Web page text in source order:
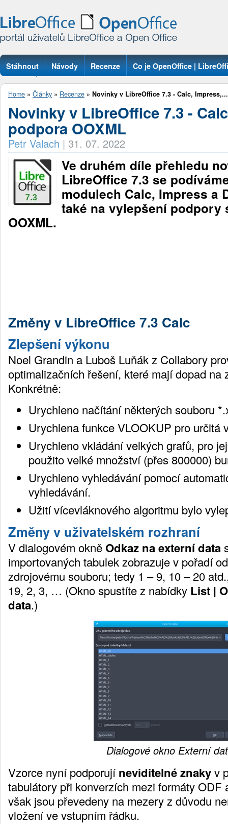
Stáhnout Návody Recenze Co je OpenOffice |
Otázky
Home » Články » Recenze » Novinky v LibreOffice 7.3 - Calc, Impress,...
Novinky v LibreOffice 7.3 -
podpora OOXML
Petr Valach | 31. 07. 2022
Ve druhém díle přehledu
LibreOffice 7.3 se
modulech Calc, Impress a
také na vylepšení podpory
OOXML.
Změny v LibreOffice 7.3 Calc
Zlepšení výkonu
Noel Grandin a Luboš Luňák z Collabory
optimalizačních řešení, které mají dopad na
Konkrétně:
Urychleno načítání některých souboru
Urychlena funkce VLOOKUP pro určitá
Urychleno vkládání velkých grafů, pro
použito velké množství (přes 800000)
Urychleno vyhledávání pomocí
vyhledávání.
Užití vícevláknového algoritmu bylo
Změny v uživatelském rozhraní
V dialogovém okně Odkaz na externí data
importovaných tabulek zobrazuje v pořadí
zdrojovému souboru; tedy 1 – 9, 10 – 20
19, 2, 3, … (Okno spustíte z nabídky List |
data.)
Dialogové okno Externí
Vzorce nyní podporujíneviditelné znakyv
tabulátory při konverzích mezi formáty ODF
však jsou převedeny na mezery z důvodu
vložení ve vstupním řádku.